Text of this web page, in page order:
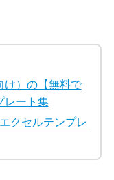
け）の【無料で
レート集
クセルテンプレ